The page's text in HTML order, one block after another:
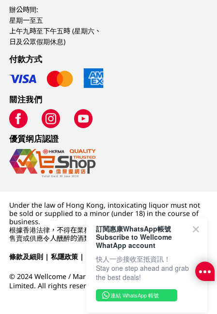
辦公時間:
星期一至五
上午九時至下午五時 (星期六、
日及公眾假期休息)
付款方式
關注我們
優質纲店認證
Under the law of Hong Kong, intoxicating liquor must not
be sold or supplied to a minor (under 18) in the course of
business.
根據香港法律，不得在業務過程中，向未成年人 (18 歲以下人士)
售賣或供應令人醺醉的酒類。
條款及細則 |私隱政策 | DFI零售集團
© 2024 Wellcome / Market Place. The Dairy Farm Company
Limited. All rights reserved.
訂閱惠康WhatsApp帳號
Subscribe to Wellcome
WhatApp account
快人一步接收至抵資訊！
Stay one step ahead and grab
the best deals!
連結 WhatsApp 帳號